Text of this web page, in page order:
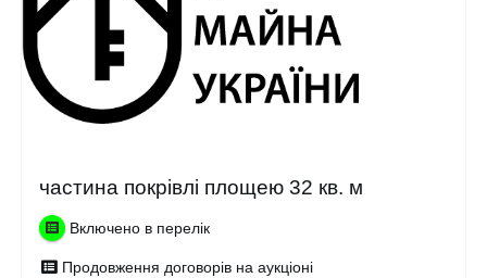
частина покрівлі площею 32 кв. м
Включено в перелік
Продовження договорів на аукціоні